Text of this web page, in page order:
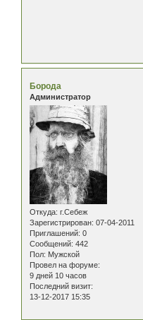
Борода
Администратор
Откуда: г.Себеж
Зарегистрирован: 07-04-2011
Приглашений: 0
Сообщений: 442
Пол: Мужской
Провел на форуме:
9 дней 10 часов
Последний визит:
13-12-2017 15:35